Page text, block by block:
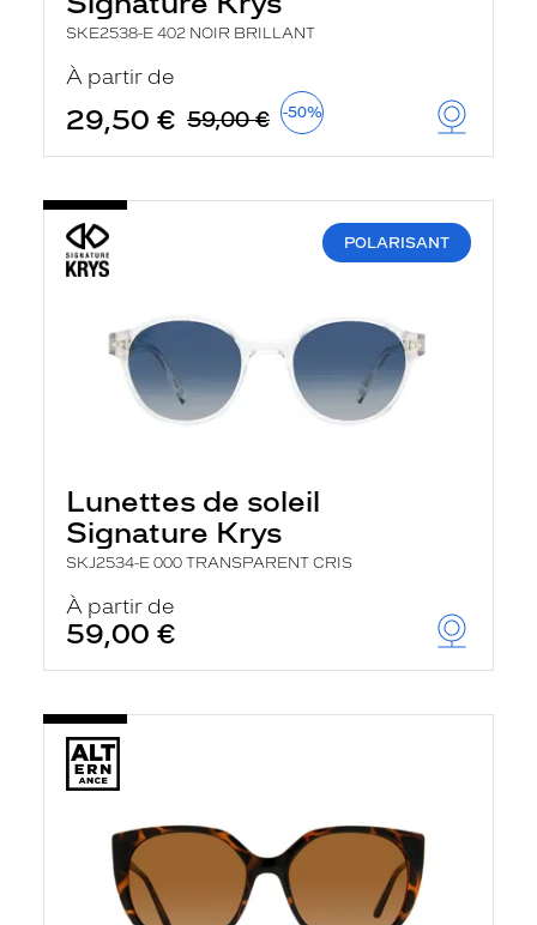
SKE2538-E 402 NOIR BRILLANT
À partir de
29,50 € 59,00 € -50%
POLARISANT
Lunettes de soleil
Signature Krys
SKJ2534-E 000 TRANSPARENT CRIS
À partir de
59,00 €